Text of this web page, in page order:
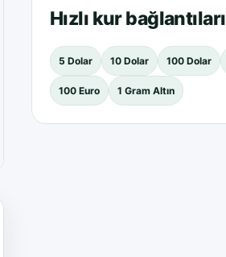
Hızlı kur bağlantıları
5 Dolar 10 Dolar 100 Dolar
100 Euro 1 Gram Altın